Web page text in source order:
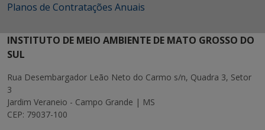
Planos de Contratações Anuais
INSTITUTO DE MEIO AMBIENTE DE MATO GROSSO DO
SUL
Rua Desembargador Leão Neto do Carmo s/n, Quadra 3, Setor
3
Jardim Veraneio - Campo Grande | MS
CEP: 79037-100